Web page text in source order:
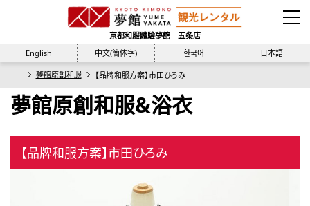
京都和服體驗夢館 五条店
English
中文(簡体字) 한국어 日本語
夢館原創和服 【品牌和服方案】市田ひろみ
夢館原創和服&浴衣
【品牌和服方案】市田ひろみ